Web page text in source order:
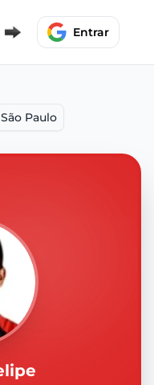
Entrar
Paulo